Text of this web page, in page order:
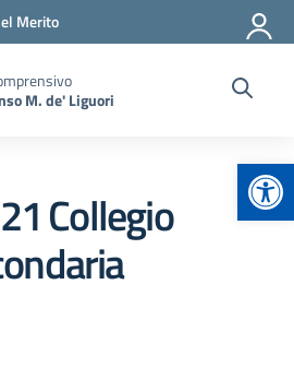
Merito
M. de' Liguori
Collegio